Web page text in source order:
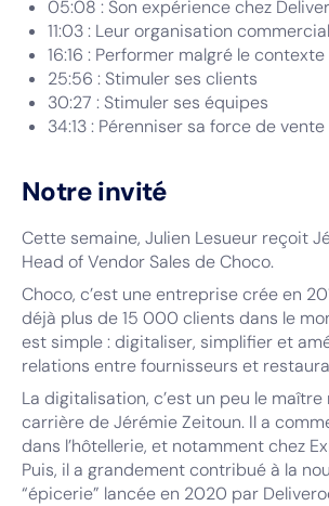
05:08 : Son expérience chez
11:03 : Leur organisation
16:16 : Performer malgré le contexte
25:56 : Stimuler ses clients
30:27 : Stimuler ses équipes
34:13 : Pérenniser sa force de vente
Notre invité
Cette semaine, Julien Lesueur reçoit
Head of Vendor Sales de Choco.
Choco, c’est une entreprise crée en
déjà plus de 15 000 clients dans le
est simple : digitaliser, simplifier et
relations entre fournisseurs et
La digitalisation, c’est un peu le maître
carrière de Jérémie Zeitoun. Il a
dans l’hôtellerie, et notamment chez
Puis, il a grandement contribué à la
“épicerie” lancée en 2020 par